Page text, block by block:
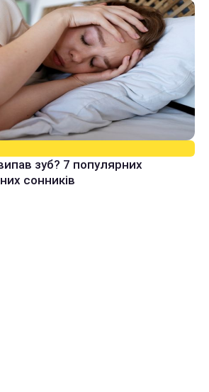
зуб? 7 популярних
сонників